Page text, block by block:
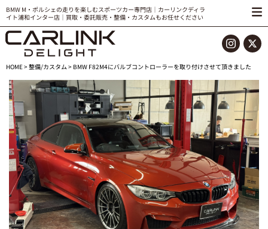
BMW M・ポルシェの走りを楽しむスポーツカー専門店｜カーリンクディラ
イト浦和インター店｜買取・委託販売・整備・カスタムもお任せください
HOME>整備/カスタム> BMW F82M4にバルブコントローラーを取り付けさせて頂きました